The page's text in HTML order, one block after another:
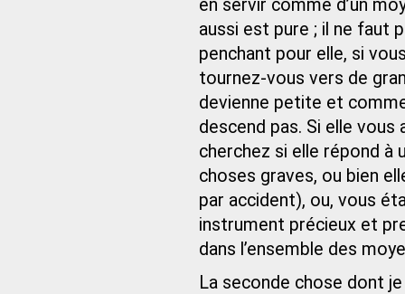
en servir comme d’un
aussi est pure ; il ne faut
penchant pour elle, si
tournez-vous vers de
devienne petite et
descend pas. Si elle vous
cherchez si elle répond à
choses graves, ou bien
par accident), ou, vous
instrument précieux et
dans l’ensemble des
La seconde chose dont